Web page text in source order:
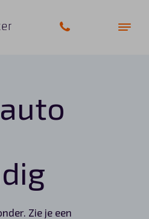
Zie je een